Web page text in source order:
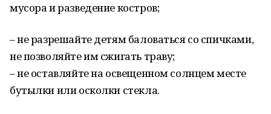
мусора и разведение костров;
– не разрешайте детям баловаться со спичками,
не позволяйте им сжигать траву;
– не оставляйте на освещенном солнцем месте
бутылки или осколки стекла.